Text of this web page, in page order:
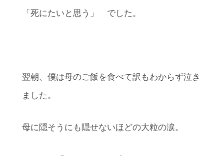
「死にたいと思う」 でした。
翌朝、僕は母のご飯を食べて訳もわからず泣き
ました。
母に隠そうにも隠せないほどの大粒の涙。